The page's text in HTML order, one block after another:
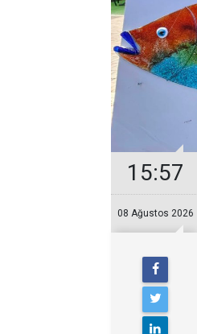
15:57
08 Ağustos 2026